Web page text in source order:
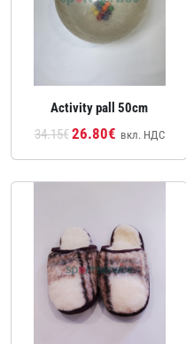
Activity pall 50cm
34.15€26.80€ вкл. НДС